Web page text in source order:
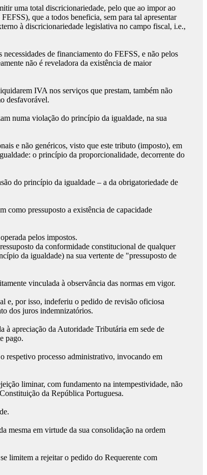
uma total discricionariedade, pelo que ao impor ao
que a todos beneficia, sem para tal apresentar
à discricionariedade legislativa no campo fiscal, i.e.,
de financiamento do FEFSS, e não pelos
não é reveladora da existência de maior
IVA nos serviços que prestam, também não
desfavorável.
numa violação do princípio da igualdade, na sua
e não genéricos, visto que este tributo (imposto), em
o princípio da proporcionalidade, decorrente do
do princípio da igualdade – a da obrigatoriedade de
como pressuposto a existência de capacidade
pelos impostos.
da conformidade constitucional de qualquer
da igualdade) na sua vertente de "pressuposto de
vinculada à observância das normas em vigor.
e, por isso, indeferiu o pedido de revisão oficiosa
dos juros indemnizatórios.
à apreciação da Autoridade Tributária em sede de
pago.
respetivo processo administrativo, invocando em
liminar, com fundamento na intempestividade, não
da República Portuguesa.
mesma em virtude da sua consolidação na ordem
limitem a rejeitar o pedido do Requerente com